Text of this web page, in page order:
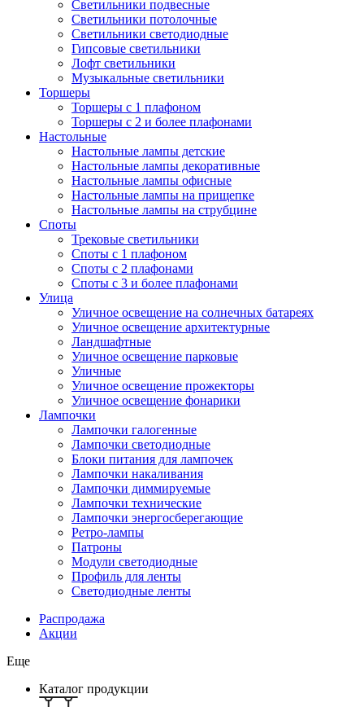
Светильники подвесные
Светильники потолочные
Светильники светодиодные
Гипсовые светильники
Лофт светильники
Музыкальные светильники
Торшеры
Торшеры с 1 плафоном
Торшеры с 2 и более плафонами
Настольные
Настольные лампы детские
Настольные лампы декоративные
Настольные лампы офисные
Настольные лампы на прищепке
Настольные лампы на струбцине
Споты
Трековые светильники
Споты с 1 плафоном
Споты с 2 плафонами
Споты с 3 и более плафонами
Улица
Уличное освещение на солнечных батареях
Уличное освещение архитектурные
Ландшафтные
Уличное освещение парковые
Уличные
Уличное освещение прожекторы
Уличное освещение фонарики
Лампочки
Лампочки галогенные
Лампочки светодиодные
Блоки питания для лампочек
Лампочки накаливания
Лампочки диммируемые
Лампочки технические
Лампочки энергосберегающие
Ретро-лампы
Патроны
Модули светодиодные
Профиль для ленты
Светодиодные ленты
Распродажа
Акции
Еще
Каталог продукции